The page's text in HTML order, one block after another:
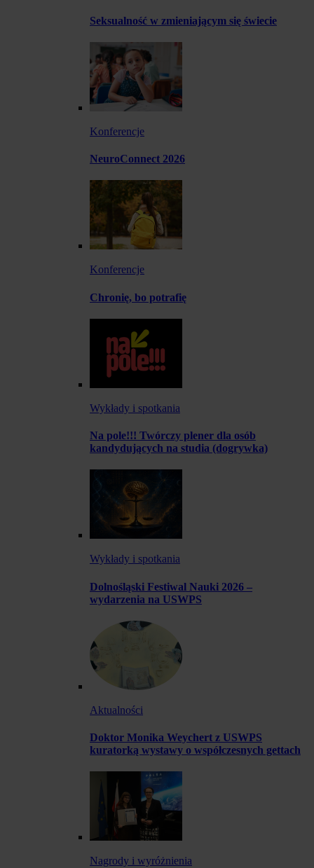
Seksualność w zmieniającym się świecie
Konferencje
NeuroConnect 2026
Konferencje
Chronię, bo potrafię
Wykłady i spotkania
Na pole!!! Twórczy plener dla osób
kandydujących na studia (dogrywka)
Wykłady i spotkania
Dolnośląski Festiwal Nauki 2026 –
wydarzenia na USWPS
Aktualności
Doktor Monika Weychert z USWPS
kuratorką wystawy o współczesnych gettach
Nagrody i wyróżnienia